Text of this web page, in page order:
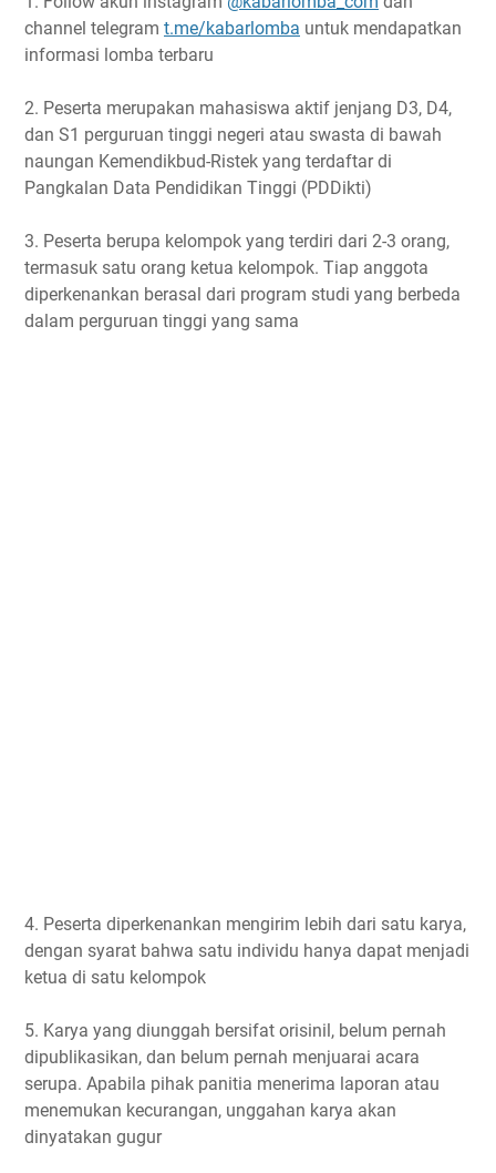
channel telegram t.me/kabarlomba untuk mendapatkan
informasi lomba terbaru
2. Peserta merupakan mahasiswa aktif jenjang D3, D4,
dan S1 perguruan tinggi negeri atau swasta di bawah
naungan Kemendikbud-Ristek yang terdaftar di
Pangkalan Data Pendidikan Tinggi (PDDikti)
3. Peserta berupa kelompok yang terdiri dari 2-3 orang,
termasuk satu orang ketua kelompok. Tiap anggota
diperkenankan berasal dari program studi yang berbeda
dalam perguruan tinggi yang sama
4. Peserta diperkenankan mengirim lebih dari satu karya,
dengan syarat bahwa satu individu hanya dapat menjadi
ketua di satu kelompok
5. Karya yang diunggah bersifat orisinil, belum pernah
dipublikasikan, dan belum pernah menjuarai acara
serupa. Apabila pihak panitia menerima laporan atau
menemukan kecurangan, unggahan karya akan
dinyatakan gugur